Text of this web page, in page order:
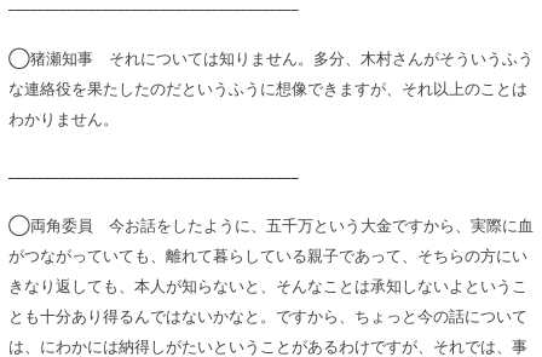
◯猪瀬知事 それについては知りません。多分、木村さんがそういうふう
な連絡役を果たしたのだというふうに想像できますが、それ以上のことは
わかりません。
◯両角委員 今お話をしたように、五千万という大金ですから、実際に血
がつながっていても、離れて暮らしている親子であって、そちらの方にい
きなり返しても、本人が知らないと、そんなことは承知しないよというこ
とも十分あり得るんではないかなと。ですから、ちょっと今の話について
は、にわかには納得しがたいということがあるわけですが、それでは、事